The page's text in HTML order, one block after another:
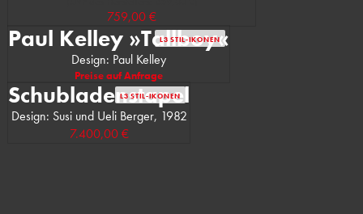
759,00 €
L3 STIL-IKONEN
Paul Kelley »Tallboy«
Design: Paul Kelley
Preise auf Anfrage
L3 STIL-IKONEN
Schubladenstapel
Design: Susi und Ueli Berger, 1982
7.400,00 €